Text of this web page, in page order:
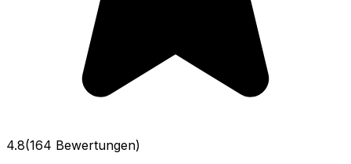
4.8(164 Bewertungen)